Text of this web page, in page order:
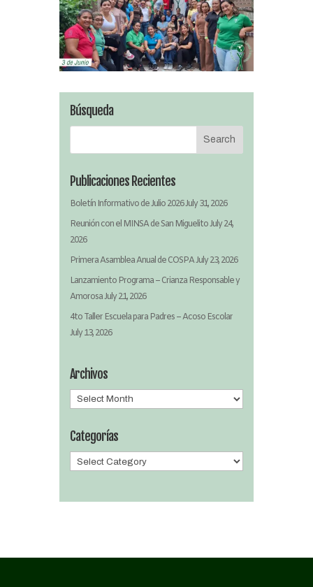
Búsqueda
Publicaciones Recientes
Boletín Informativo de Julio 2026July 31, 2026
Reunión con el MINSA de San MiguelitoJuly 24,
2026
Primera Asamblea Anual de COSPAJuly 23, 2026
Lanzamiento Programa – Crianza Responsable y
AmorosaJuly 21, 2026
4to Taller Escuela para Padres – Acoso Escolar
July 13, 2026
Archivos
Archivos
Categorías
Categorías